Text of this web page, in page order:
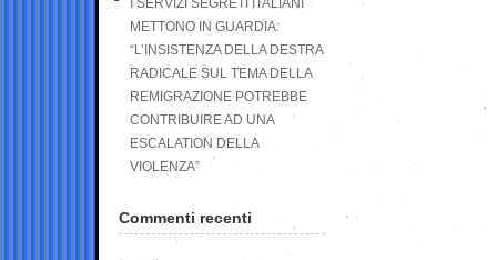
I SERVIZI SEGRETI ITALIANI
METTONO IN GUARDIA:
“L’INSISTENZA DELLA DESTRA
RADICALE SUL TEMA DELLA
REMIGRAZIONE POTREBBE
CONTRIBUIRE AD UNA
ESCALATION DELLA
VIOLENZA”
Commenti recenti